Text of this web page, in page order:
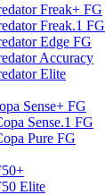
Freak+ FG
Freak.1 FG
Edge FG
Accuracy
Elite
Sense+ FG
Sense.1 FG
Pure FG
Elite